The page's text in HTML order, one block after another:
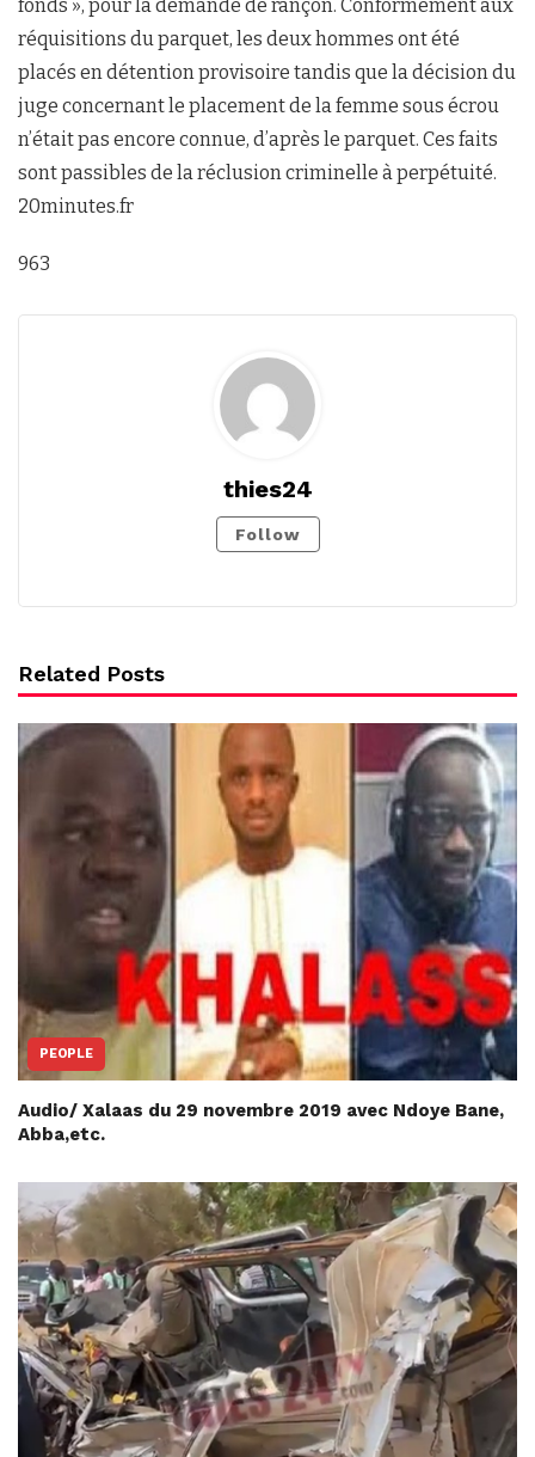
fonds », pour la demande de rançon. Conformément aux
réquisitions du parquet, les deux hommes ont été
placés en détention provisoire tandis que la décision du
juge concernant le placement de la femme sous écrou
n’était pas encore connue, d’après le parquet. Ces faits
sont passibles de la réclusion criminelle à perpétuité.
20minutes.fr
963
thies24
Follow
Related Posts
PEOPLE
Audio/ Xalaas du 29 novembre 2019 avec Ndoye Bane,
Abba,etc.